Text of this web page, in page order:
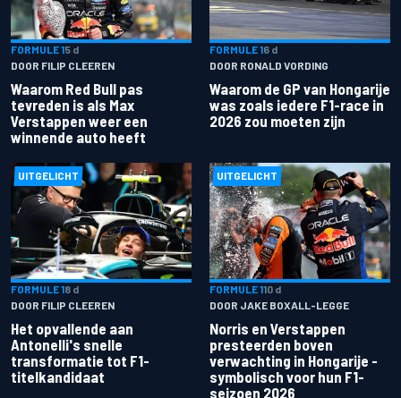
FORMULE 15 d
DOOR FILIP CLEEREN
Waarom Red Bull pas
tevreden is als Max
Verstappen weer een
winnende auto heeft
FORMULE 16 d
DOOR RONALD VORDING
Waarom de GP van Hongarije
was zoals iedere F1-race in
2026 zou moeten zijn
UITGELICHT
FORMULE 18 d
DOOR FILIP CLEEREN
Het opvallende aan
Antonelli's snelle
transformatie tot F1-
titelkandidaat
UITGELICHT
FORMULE 110 d
DOOR JAKE BOXALL-LEGGE
Norris en Verstappen
presteerden boven
verwachting in Hongarije -
symbolisch voor hun F1-
seizoen 2026